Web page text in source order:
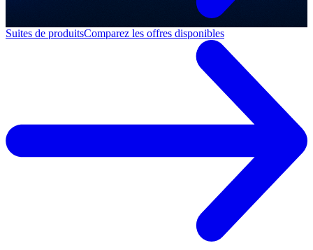
Suites de produitsComparez les offres disponibles